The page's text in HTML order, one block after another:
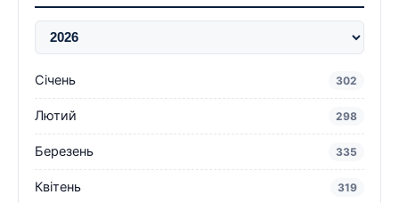
Січень 302
Лютий 298
Березень 335
Квітень 319